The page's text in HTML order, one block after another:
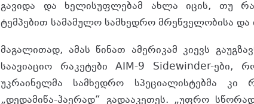
გავიდა და ხელისუფლებამ ახლა იცის, თუ
ტემპებით სამამულო სამხედრო მრეწველობისა და
მაგალითად, ამას წინათ ამერიკამ კიევს
საავიაციო რაკეტები AIM-9 Sidewinder-ები,
უკრაინელმა სამხედრო სპეციალისტებმა კი
„დედამიწა-ჰაერად“ გადააკეთეს. „უფრო